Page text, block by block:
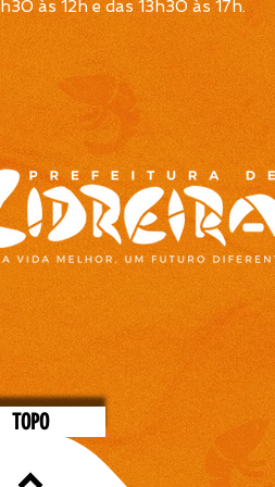
às 12h e das 13h30 às 17h.
TOPO